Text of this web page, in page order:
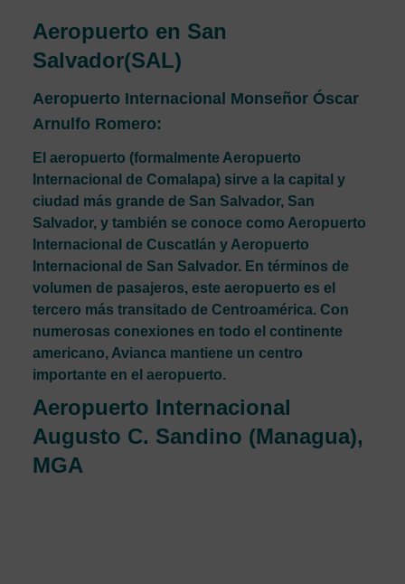
Aeropuerto en San
Salvador(SAL)
Aeropuerto Internacional Monseñor Óscar
Arnulfo Romero:
El aeropuerto (formalmente Aeropuerto
Internacional de Comalapa) sirve a la capital y
ciudad más grande de San Salvador, San
Salvador, y también se conoce como Aeropuerto
Internacional de Cuscatlán y Aeropuerto
Internacional de San Salvador. En términos de
volumen de pasajeros, este aeropuerto es el
tercero más transitado de Centroamérica. Con
numerosas conexiones en todo el continente
americano, Avianca mantiene un centro
importante en el aeropuerto.
Aeropuerto Internacional
Augusto C. Sandino (Managua),
MGA